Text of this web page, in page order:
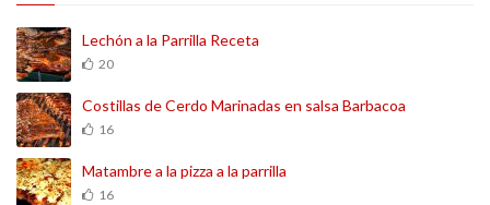
Lechón a la Parrilla Receta
20
Costillas de Cerdo Marinadas en salsa Barbacoa
16
Matambre a la pizza a la parrilla
16